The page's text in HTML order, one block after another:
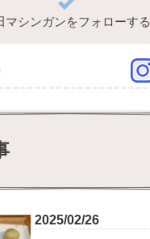
マシンガンをフォローする
2025/02/26